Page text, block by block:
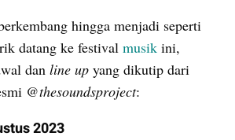
hingga menjadi seperti
datang ke festival musik ini,
dan line up yang dikutip dari
@thesoundsproject:
2023